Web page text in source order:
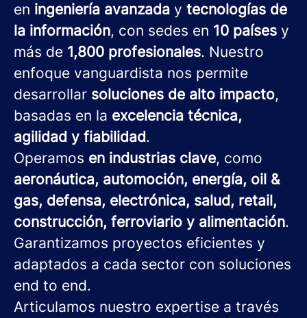
en ingeniería avanzada y tecnologías de
la información, con sedes en 10 países y
más de 1,800 profesionales. Nuestro
enfoque vanguardista nos permite
desarrollar soluciones de alto impacto,
basadas en la excelencia técnica,
agilidad y fiabilidad.
Operamos en industrias clave, como
aeronáutica, automoción, energía, oil &
gas, defensa, electrónica, salud, retail,
construcción, ferroviario y alimentación.
Garantizamos proyectos eficientes y
adaptados a cada sector con soluciones
end to end.
Articulamos nuestro expertise a través